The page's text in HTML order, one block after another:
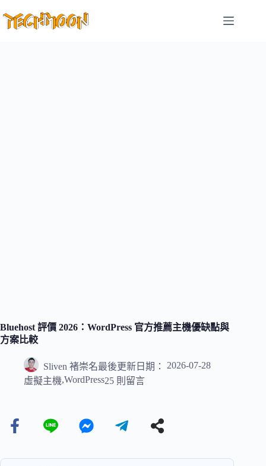
至
Bluehost 評價 2026：WordPress 官方推薦主機優缺點與
方案比較
Sliven 褚崇名最後更新日期：
2026-07-28
虛擬主機,WordPress25 則留言